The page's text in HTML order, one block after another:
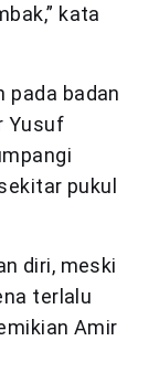
kata
pada badan
Yusuf
pukul
diri, meski
terlalu
Amir